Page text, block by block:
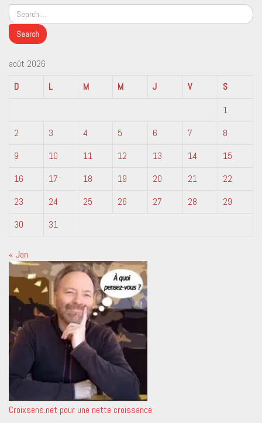
août 2026
D
L M M J V
S
1
2
3 4 5 6 7
8
9
10 11 12 13 14
15
16
17 18 19 20 21
22
23
24 25 26 27 28
29
30
31
« Jan
Croixsens.net pour une nette croissance